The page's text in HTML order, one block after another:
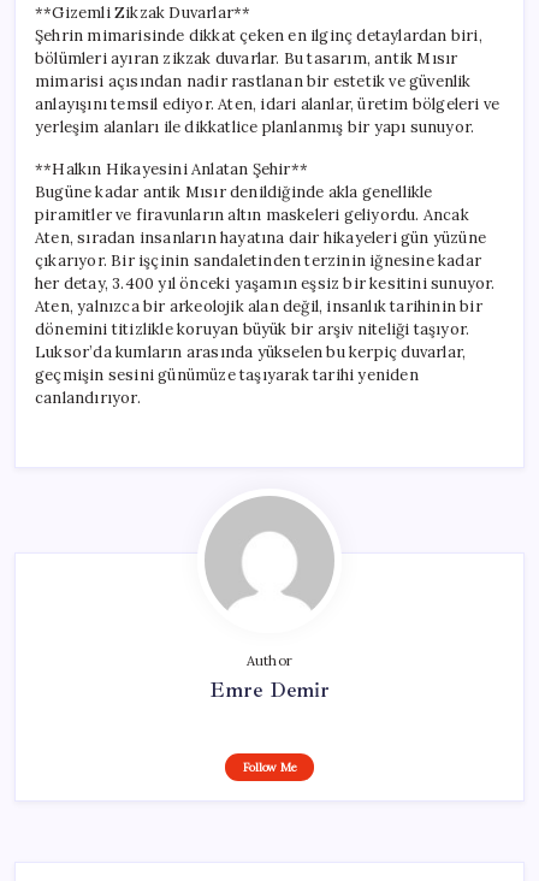
**Gizemli Zikzak Duvarlar**
Şehrin mimarisinde dikkat çeken en ilginç detaylardan biri,
bölümleri ayıran zikzak duvarlar. Bu tasarım, antik Mısır
mimarisi açısından nadir rastlanan bir estetik ve güvenlik
anlayışını temsil ediyor. Aten, idari alanlar, üretim bölgeleri ve
yerleşim alanları ile dikkatlice planlanmış bir yapı sunuyor.
**Halkın Hikayesini Anlatan Şehir**
Bugüne kadar antik Mısır denildiğinde akla genellikle
piramitler ve firavunların altın maskeleri geliyordu. Ancak
Aten, sıradan insanların hayatına dair hikayeleri gün yüzüne
çıkarıyor. Bir işçinin sandaletinden terzinin iğnesine kadar
her detay, 3.400 yıl önceki yaşamın eşsiz bir kesitini sunuyor.
Aten, yalnızca bir arkeolojik alan değil, insanlık tarihinin bir
dönemini titizlikle koruyan büyük bir arşiv niteliği taşıyor.
Luksor’da kumların arasında yükselen bu kerpiç duvarlar,
geçmişin sesini günümüze taşıyarak tarihi yeniden
canlandırıyor.
Author
Emre Demir
Follow Me